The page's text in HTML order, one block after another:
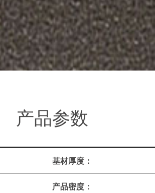
产品参数
基材厚度：
产品密度：